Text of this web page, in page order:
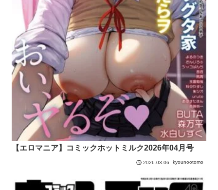
【エロマニア】コミックホットミルク2026年04月号
2026.03.06 kyounootomo